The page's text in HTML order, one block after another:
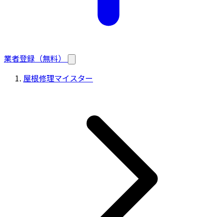
業者登録（無料）
屋根修理マイスター